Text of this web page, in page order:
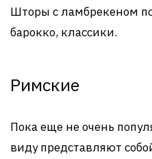
Шторы с ламбрекеном
барокко, классики.
Римские
Пока еще не очень
виду представляют